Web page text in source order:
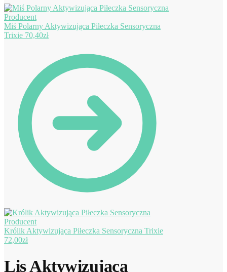
Miś Polarny Aktywizująca Piłeczka Sensoryczna
Trixie 70,40zł
Królik Aktywizująca Piłeczka Sensoryczna Trixie
72,00zł
Lis Aktywizująca